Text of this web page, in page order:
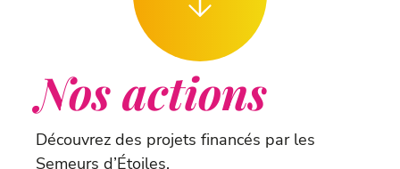
Nos actions
Découvrez des projets financés par les
Semeurs d’Étoiles.